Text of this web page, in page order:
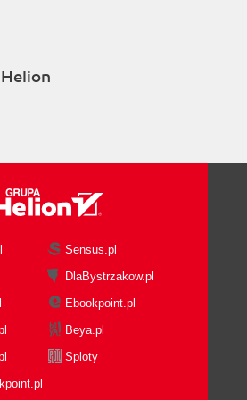
Sensus.pl
DlaBystrzakow.pl
Ebookpoint.pl
Beya.pl
Sploty